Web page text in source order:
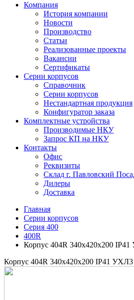
Компания
История компании
Новости
Производство
Статьи
Реализованные проекты
Вакансии
Сертификаты
Серии корпусов
Справочник
Серии корпусов
Нестандартная продукция
Конфигуратор заказа
Комплектные устройства
Производимые НКУ
Запрос КП на НКУ
Контакты
Офис
Реквизиты
Склад г. Павловский
Дилеры
Доставка
Главная
Серии корпусов
Серия 400
400R
Корпус 404R 340х420х200
Корпус 404R 340х420х200 IP41